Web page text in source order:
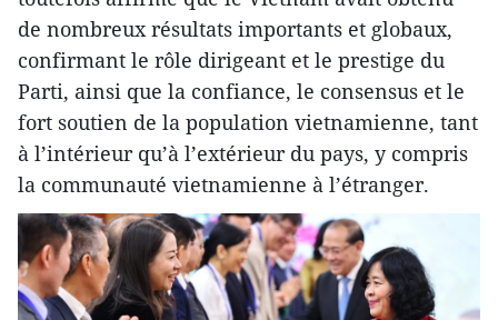
de nombreux résultats importants et globaux,
confirmant le rôle dirigeant et le prestige du
Parti, ainsi que la confiance, le consensus et le
fort soutien de la population vietnamienne, tant
à l’intérieur qu’à l’extérieur du pays, y compris
la communauté vietnamienne à l’étranger.